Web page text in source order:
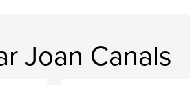
Joan Canals